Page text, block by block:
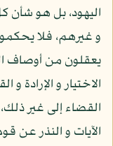
اليهود، بل هو شأن
و غيرهم، فلا
يعقلون من أوصاف
الاختيار و الإرادة و
القضاء إلى غير
الآيات و النذر عن